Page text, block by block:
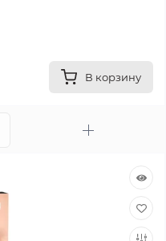
В корзину